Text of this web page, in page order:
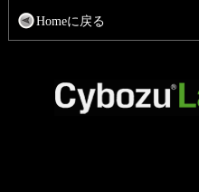
Homeに戻る